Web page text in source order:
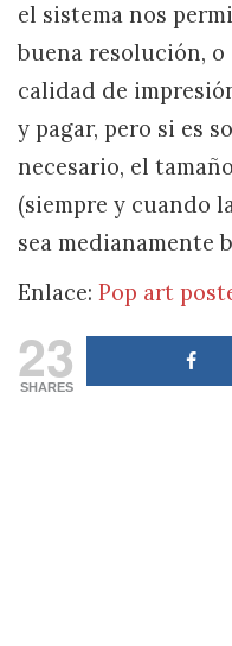
el sistema nos
buena resolución,
calidad de
y pagar, pero si es
necesario, el
(siempre y cuando
sea medianamente
Enlace: Pop art
23
SHARES